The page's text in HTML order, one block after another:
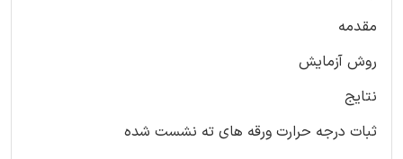
مقدمه
روش آزمایش
نتایج
ثبات درجه حرارت ورقه های ته نشست شده